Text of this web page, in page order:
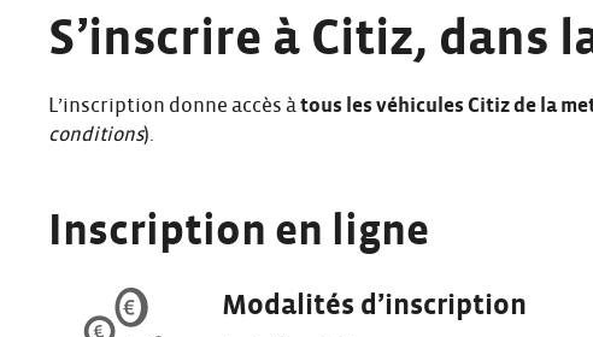
S’inscrire à Citiz, dans
L’inscription donne accès à tous les véhicules Citiz de la
conditions).
Inscription en ligne
Modalités d’inscription